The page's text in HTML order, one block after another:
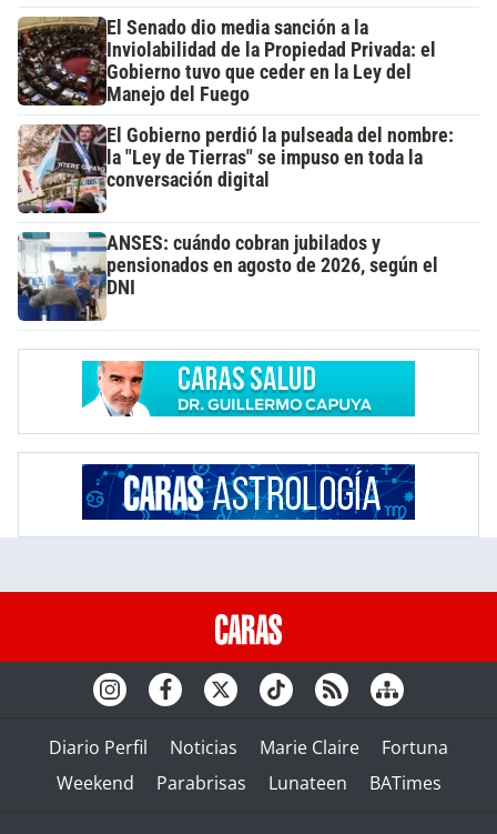
El Senado dio media sanción a la
Inviolabilidad de la Propiedad Privada: el
Gobierno tuvo que ceder en la Ley del
Manejo del Fuego
El Gobierno perdió la pulseada del nombre:
la "Ley de Tierras" se impuso en toda la
conversación digital
ANSES: cuándo cobran jubilados y
pensionados en agosto de 2026, según el
DNI
Diario Perfil Noticias Marie Claire
Fortuna
Weekend
Parabrisas Lunateen BATimes